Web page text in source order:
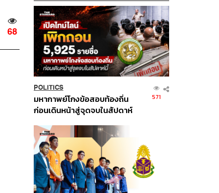
68
POLITICS
มหากาพย์โกงข้อสอบท้องถิ่น
ก่อนเดินหน้าสู่จุดจบในสัปดาห์
571